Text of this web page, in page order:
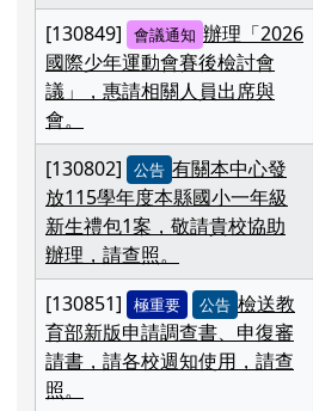
[130849] 會議通知 辦理「2026
國際少年運動會賽後檢討會
議」，惠請相關人員出席與
會。
[130802] 公告 有關本中心發
放115學年度本縣國小一年級
新生禮包1案，敬請貴校協助
辦理，請查照。
[130851] 極重要 公告 檢送教
育部新版申請調查書、申復審
請書，請各校週知使用，請查
照。